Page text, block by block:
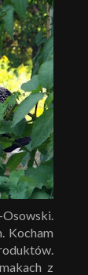
Kocham
z